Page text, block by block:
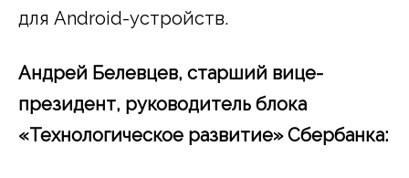
для Android-устройств.
Андрей Белевцев, старший вице-
президент, руководитель блока
«Технологическое развитие» Сбербанка: